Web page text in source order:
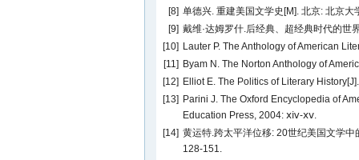
[8] 单德兴. 重建美国文学史[M]. 北京: 北京大
[9] 戴维·达姆罗什.后经典、超经典时代的世
[10] Lauter P. The Anthology of American
[11] Byam N. The Norton Anthology of
[12] Elliot E. The Politics of Literary
[13] Parini J. The Oxford Encyclopedia of
Education Press, 2004: ⅹⅳ-ⅹⅴ.
[14] 黄运特.跨太平洋位移: 20世纪美国文学
128-151.